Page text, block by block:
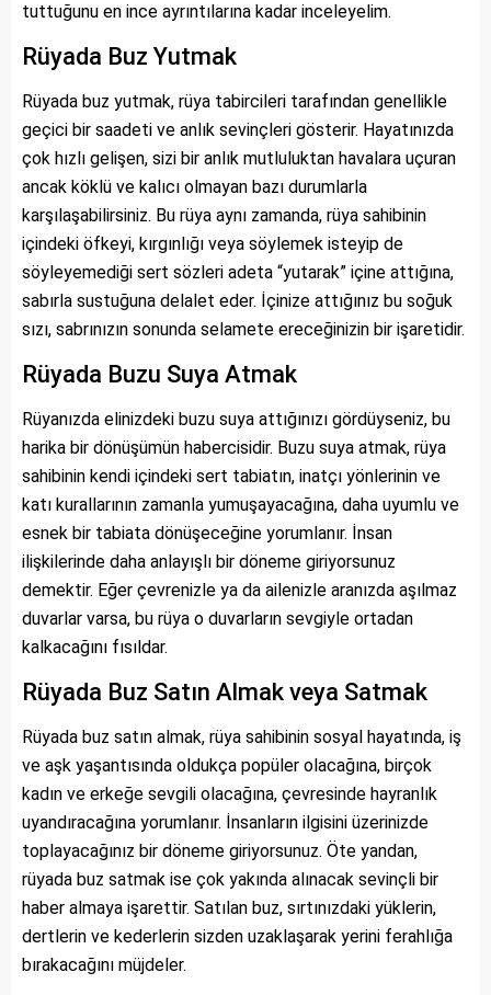
tuttuğunu en ince ayrıntılarına kadar inceleyelim.
Rüyada Buz Yutmak
Rüyada buz yutmak, rüya tabircileri tarafından genellikle
geçici bir saadeti ve anlık sevinçleri gösterir. Hayatınızda
çok hızlı gelişen, sizi bir anlık mutluluktan havalara uçuran
ancak köklü ve kalıcı olmayan bazı durumlarla
karşılaşabilirsiniz. Bu rüya aynı zamanda, rüya sahibinin
içindeki öfkeyi, kırgınlığı veya söylemek isteyip de
söyleyemediği sert sözleri adeta “yutarak” içine attığına,
sabırla sustuğuna delalet eder. İçinize attığınız bu soğuk
sızı, sabrınızın sonunda selamete ereceğinizin bir işaretidir.
Rüyada Buzu Suya Atmak
Rüyanızda elinizdeki buzu suya attığınızı gördüyseniz, bu
harika bir dönüşümün habercisidir. Buzu suya atmak, rüya
sahibinin kendi içindeki sert tabiatın, inatçı yönlerinin ve
katı kurallarının zamanla yumuşayacağına, daha uyumlu ve
esnek bir tabiata dönüşeceğine yorumlanır. İnsan
ilişkilerinde daha anlayışlı bir döneme giriyorsunuz
demektir. Eğer çevrenizle ya da ailenizle aranızda aşılmaz
duvarlar varsa, bu rüya o duvarların sevgiyle ortadan
kalkacağını fısıldar.
Rüyada Buz Satın Almak veya Satmak
Rüyada buz satın almak, rüya sahibinin sosyal hayatında, iş
ve aşk yaşantısında oldukça popüler olacağına, birçok
kadın ve erkeğe sevgili olacağına, çevresinde hayranlık
uyandıracağına yorumlanır. İnsanların ilgisini üzerinizde
toplayacağınız bir döneme giriyorsunuz. Öte yandan,
rüyada buz satmak ise çok yakında alınacak sevinçli bir
haber almaya işarettir. Satılan buz, sırtınızdaki yüklerin,
dertlerin ve kederlerin sizden uzaklaşarak yerini ferahlığa
bırakacağını müjdeler.